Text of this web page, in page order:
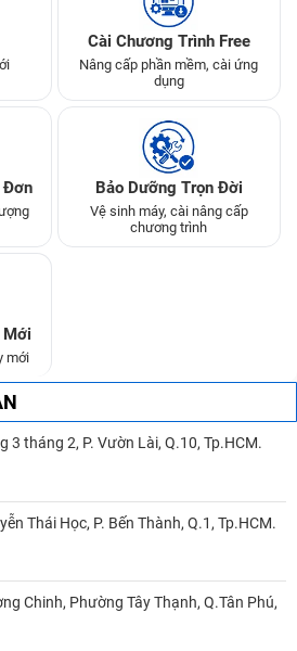
Cài Chương Trình Free
Nâng cấp phần mềm, cài ứng
dụng
Đơn Bảo Dưỡng Trọn Đời
Vệ sinh máy, cài nâng cấp
chương trình
Mới
mới
3 tháng 2, P. Vườn Lài, Q.10, Tp.HCM.
Thái Học, P. Bến Thành, Q.1, Tp.HCM.
Chinh, Phường Tây Thạnh, Q.Tân Phú,